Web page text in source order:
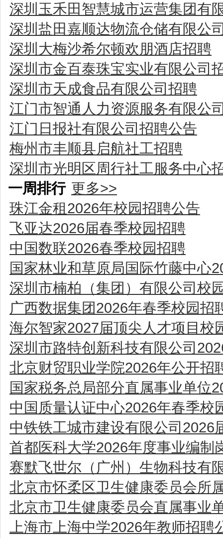
深圳玉禾田智慧城市运营集团有
深圳盐田嘉顺达物流仓储有限公
深圳大梅沙希尔顿欢朋酒店招聘
深圳市金百泰珠宝实业有限公司
深圳市天成食品有限公司招聘
江门市智通人力资源服务有限公
江门日报社有限公司招聘公告
梅州市丰顺县启航社工招聘
深圳市光明区周行社工服务中心
一周排行 更多>>
珠江金租2026年校园招聘公告
飞亚达2026届春季校园招聘
中国数联2026春季校园招聘
国家林业和草原局国际竹藤中心
深圳市楠柏（集团）有限公司校
广西数据集团2026年春季校园招
海尔智家2027届顶尖人才项目校
深圳市路特创新科技有限公司
北京财贸职业学院2026年公开招
国家税务总局部分直属事业单位
中国质量认证中心2026年春季校
中铁铁工城市建设有限公司2026
首都医科大学2026年度事业编制
赛默飞世尔（广州）生物科技有
北京市怀柔区卫生健康委员会所
北京市卫生健康委员会直属事业
上海市上海中学2026年教师招聘